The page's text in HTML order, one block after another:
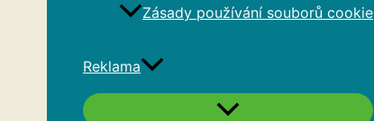
Zásady používání souborů cookie
Reklama